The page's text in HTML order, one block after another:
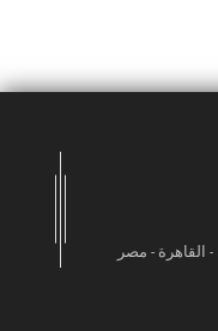
- القاهرة - مصر